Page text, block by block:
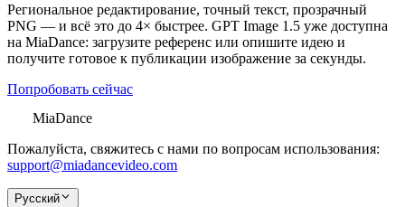
Региональное редактирование, точный текст, прозрачный
PNG — и всё это до 4× быстрее. GPT Image 1.5 уже доступна
на MiaDance: загрузите референс или опишите идею и
получите готовое к публикации изображение за секунды.
Попробовать сейчас
MiaDance
Пожалуйста, свяжитесь с нами по вопросам использования:
support@miadancevideo.com
Русский